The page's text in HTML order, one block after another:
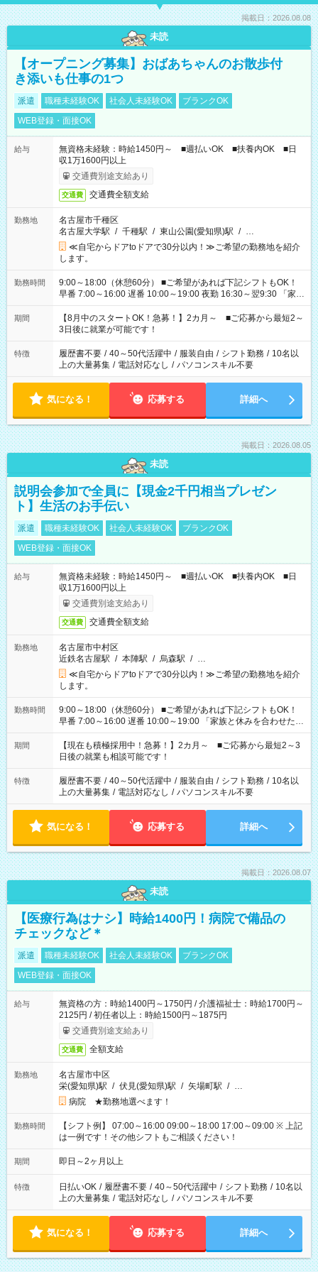
掲載日：2026.08.08
未読
【オープニング募集】おばあちゃんのお散歩付
き添いも仕事の1つ
派遣 職種未経験OK 社会人未経験OK
ブランクOK
WEB登録・面接OK
給与
無資格未経験：時給1450円～ ■週払いOK ■扶養内OK ■日
収1万1600円以上
交通費別途支給あり
交通費 交通費全額支給
勤務地
名古屋市千種区
名古屋大学駅 / 千種駅 / 東山公園(愛知県)駅 / …
≪自宅からドアtoドアで30分以内！≫ご希望の勤務地を紹介
します。
勤務時間
9:00～18:00（休憩60分） ■ご希望があれば下記シフトもOK！
早番 7:00～16:00 遅番 10:00～19:00 夜勤 16:30～翌9:30 「家族
と休みを合わせたい」 「余裕を持って夕飯の準備がしたい」
「できれば残業はしたくない」 など、ご希望を教えてください
ね。 ※Wワーク希望の方へ 今ご覧のお仕事で希望する勤務時間
と、もう1つのお仕事の勤務時間。 合計で週40時間を超える場
合は応募できません。
期間
【8月中のスタートOK！急募！】2カ月～ ■ご応募から最短2～
3日後に就業が可能です！
特徴 履歴書不要 / 40～50代活躍中 / 服装自由 / シフト勤務 / 10名以
上の大量募集 / 電話対応なし / パソコンスキル不要
気になる！ 応募する 詳細へ
掲載日：2026.08.05
未読
説明会参加で全員に【現金2千円相当プレゼン
ト】生活のお手伝い
派遣 職種未経験OK 社会人未経験OK
ブランクOK
WEB登録・面接OK
給与
無資格未経験：時給1450円～ ■週払いOK ■扶養内OK ■日
収1万1600円以上
交通費別途支給あり
交通費 交通費全額支給
勤務地
名古屋市中村区
近鉄名古屋駅 / 本陣駅 / 烏森駅 / …
≪自宅からドアtoドアで30分以内！≫ご希望の勤務地を紹介
します。
勤務時間
9:00～18:00（休憩60分） ■ご希望があれば下記シフトもOK！
早番 7:00～16:00 遅番 10:00～19:00 「家族と休みを合わせた
い」 「余裕を持って夕飯の準備がしたい」 「できれば残業はし
たくない」 など、ご希望を教えてくださいね。 ※Wワーク希望
の方へ 今ご覧のお仕事で希望する勤務時間と、もう1つのお仕事
の勤務時間。 合計で週40時間を超える場合は応募できません。
期間
【現在も積極採用中！急募！】2カ月～ ■ご応募から最短2～3
日後の就業も相談可能です！
特徴 履歴書不要 / 40～50代活躍中 / 服装自由 / シフト勤務 / 10名以
上の大量募集 / 電話対応なし / パソコンスキル不要
気になる！ 応募する 詳細へ
掲載日：2026.08.07
未読
【医療行為はナシ】時給1400円！病院で備品の
チェックなど＊
派遣 職種未経験OK 社会人未経験OK
ブランクOK
WEB登録・面接OK
給与
無資格の方：時給1400円～1750円 / 介護福祉士：時給1700円～
2125円 / 初任者以上：時給1500円～1875円
交通費別途支給あり
交通費 全額支給
勤務地
名古屋市中区
栄(愛知県)駅 / 伏見(愛知県)駅 / 矢場町駅 / …
病院 ★勤務地選べます！
勤務時間
【シフト例】 07:00～16:00 09:00～18:00 17:00～09:00 ※ 上記
は一例です！その他シフトもご相談ください！
期間 即日～2ヶ月以上
特徴 日払いOK / 履歴書不要 / 40～50代活躍中 / シフト勤務 / 10名以
上の大量募集 / 電話対応なし / パソコンスキル不要
気になる！ 応募する 詳細へ